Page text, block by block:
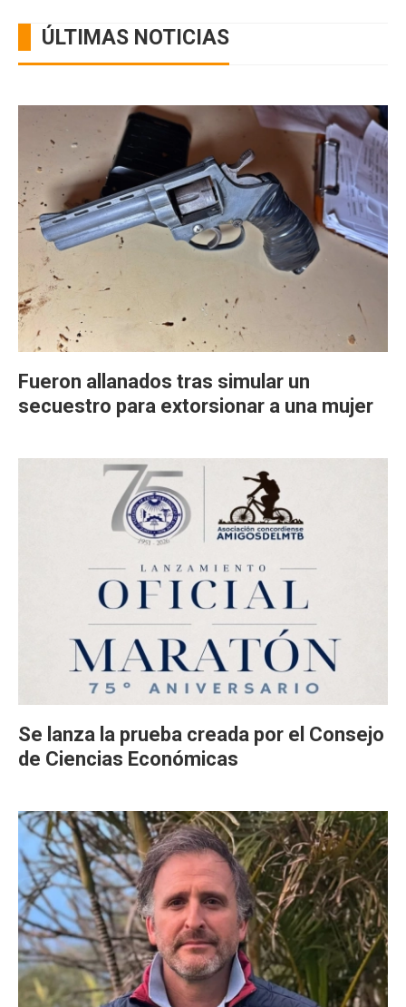
ÚLTIMAS NOTICIAS
Fueron allanados tras simular un
secuestro para extorsionar a una mujer
Se lanza la prueba creada por el Consejo
de Ciencias Económicas